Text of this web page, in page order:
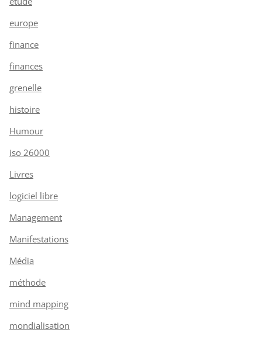
europe
finance
finances
grenelle
histoire
Humour
iso 26000
Livres
logiciel libre
Management
Manifestations
Média
méthode
mind mapping
mondialisation